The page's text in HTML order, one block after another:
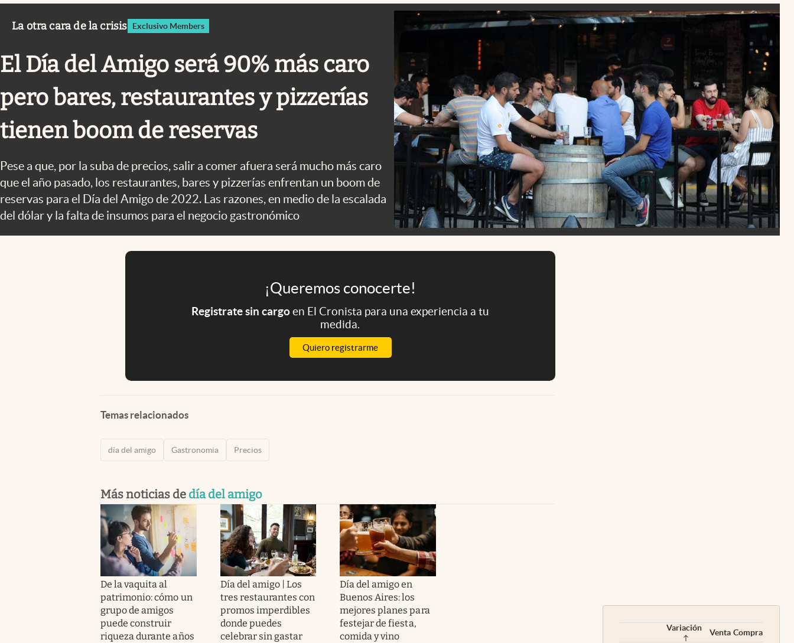
Infotechnology
Clase
Mundial 2026
Eventos Corporativos
El Cronista Studio
Mediakit
abre en nueva pestaña
La otra cara de la crisis Exclusivo Members
El Día del Amigo será 90% más caro
pero bares, restaurantes y pizzerías
tienen boom de reservas
Pese a que, por la suba de precios, salir a comer afuera será mucho más caro
que el año pasado, los restaurantes, bares y pizzerías enfrentan un boom de
reservas para el Día del Amigo de 2022. Las razones, en medio de la escalada
del dólar y la falta de insumos para el negocio gastronómico
¡Queremos conocerte!
Registrate sin cargoen El Cronista para una experiencia a tu
medida.
Quiero registrarme
Temas relacionados
día del amigo Gastronomia Precios
Más noticias de día del amigo
De la vaquita al
patrimonio: cómo un
grupo de amigos
puede construir
riqueza durante años
Día del amigo | Los
tres restaurantes con
promos imperdibles
donde puedes
celebrar sin gastar
Día del amigo en
Buenos Aires: los
mejores planes para
festejar de fiesta,
comida y vino
Variación Venta Compra